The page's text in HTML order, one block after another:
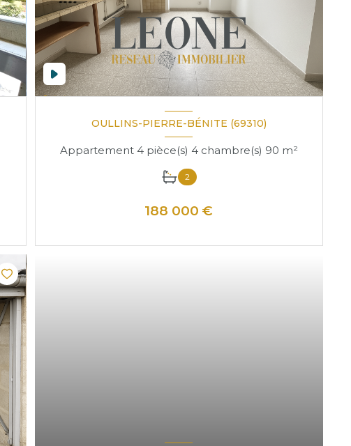
OULLINS-PIERRE-BÉNITE (69310)
Appartement 4 pièce(s) 4 chambre(s) 90 m²
2
188 000 €